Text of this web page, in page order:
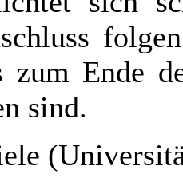
Ende
sind.